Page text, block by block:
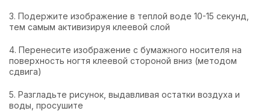
3. Подержите изображение в теплой воде 10-15 секунд,
тем самым активизируя клеевой слой
4. Перенесите изображение с бумажного носителя на
поверхность ногтя клеевой стороной вниз (методом
сдвига)
5. Разгладьте рисунок, выдавливая остатки воздуха и
воды, просушите